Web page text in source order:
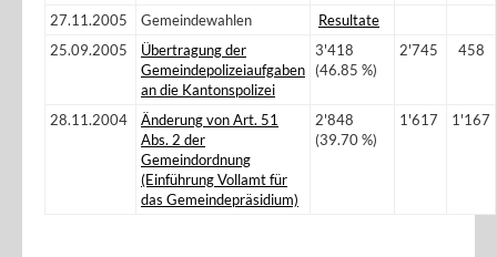
27.11.2005 Gemeindewahlen
Resultate
25.09.2005
Übertragung der
Gemeindepolizeiaufgaben
an die Kantonspolizei
3'418
(46.85 %)
2'745 458
28.11.2004
Änderung von Art. 51
Abs. 2 der
Gemeindordnung
(Einführung Vollamt für
das Gemeindepräsidium)
2'848
(39.70 %)
1'617 1'167